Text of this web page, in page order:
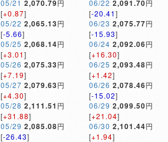
05/21 2,070.79円
[+0.87]
05/22 2,065.13円
[-5.66]
05/25 2,068.14円
[+3.01]
05/26 2,075.33円
[+7.19]
05/27 2,079.63円
[+4.30]
05/28 2,111.51 円
[+31.88]
05/29 2,085.08円
[-26.43]
06/22 2,091.70円
[-20.41]
06/23 2,075.77円
[-15.93]
06/24 2,092.06円
[+16.30]
06/25 2,093.48円
[+1.42]
06/26 2,078.46円
[-15.02]
06/29 2,099.50円
[+21.04]
06/30 2,101.44円
[+1.94]